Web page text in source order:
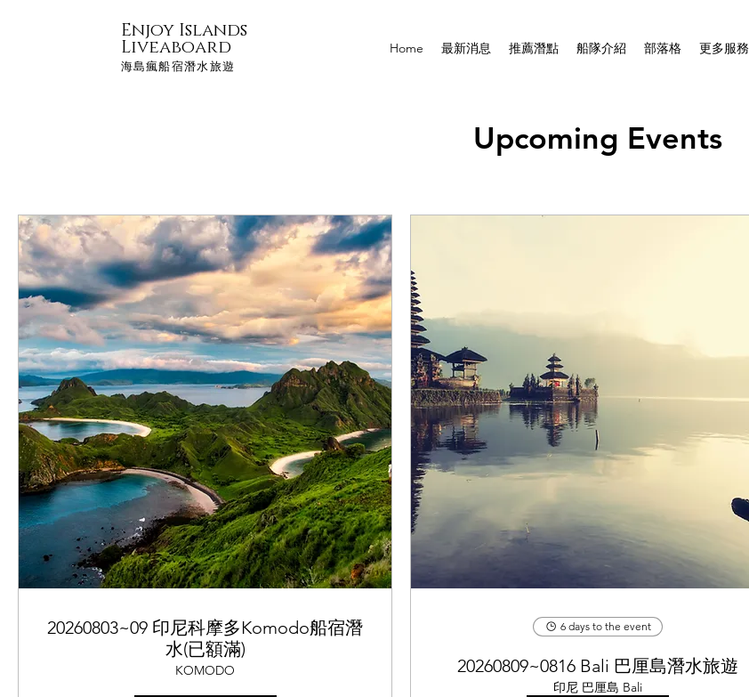
Enjoy Islands
Liveaboard
海島瘋船宿潛水旅遊
Home 最新消息 推薦潛點 船隊介紹 部落格 更多服務
Upcoming Events
20260803~09 印尼科摩多Komodo船宿潛
水(已額滿)
KOMODO
6 days to the event
20260809~0816 Bali 巴厘島潛水旅遊
印尼 巴厘島 Bali